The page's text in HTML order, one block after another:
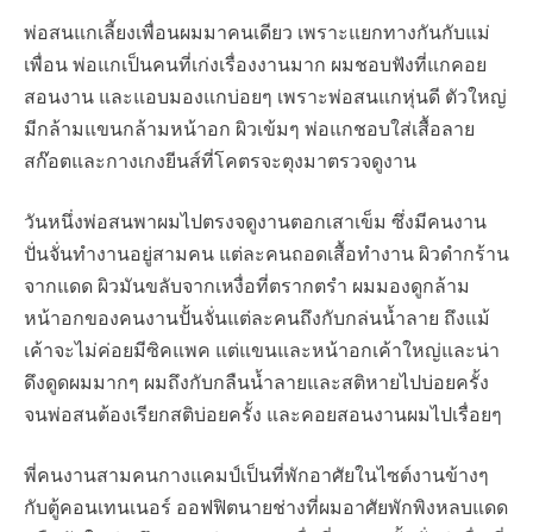
พ่อสนแกเลี้ยงเพื่อนผมมาคนเดียว เพราะแยกทางกันกับแม่
เพื่อน พ่อแกเป็นคนที่เก่งเรื่องงานมาก ผมชอบฟังที่แกคอย
สอนงาน และแอบมองแกบ่อยๆ เพราะพ่อสนแกหุ่นดี ตัวใหญ่
มีกล้ามแขนกล้ามหน้าอก ผิวเข้มๆ พ่อแกชอบใส่เสื้อลาย
สก๊อตและกางเกงยีนส์ที่โคตรจะตุงมาตรวจดูงาน
วันหนึ่งพ่อสนพาผมไปตรงจดูงานตอกเสาเข็ม ซึ่งมีคนงาน
ปั่นจั่นทำงานอยู่สามคน แต่ละคนถอดเสื้อทำงาน ผิวดำกร้าน
จากแดด ผิวมันขลับจากเหงื่อที่ตรากตรำ ผมมองดูกล้าม
หน้าอกของคนงานปั้นจั่นแต่ละคนถึงกับกล่นน้ำลาย ถึงแม้
เค้าจะไม่ค่อยมีซิคแพค แต่แขนและหน้าอกเค้าใหญ่และน่า
ดึงดูดผมมากๆ ผมถึงกับกลืนน้ำลายและสติหายไปบ่อยครั้ง
จนพ่อสนต้องเรียกสติบ่อยครั้ง และคอยสอนงานผมไปเรื่อยๆ
พี่คนงานสามคนกางแคมป์เป็นที่พักอาศัยในไซต์งานข้างๆ
กับตู้คอนเทนเนอร์ ออฟฟิตนายช่างที่ผมอาศัยพักพิงหลบแดด